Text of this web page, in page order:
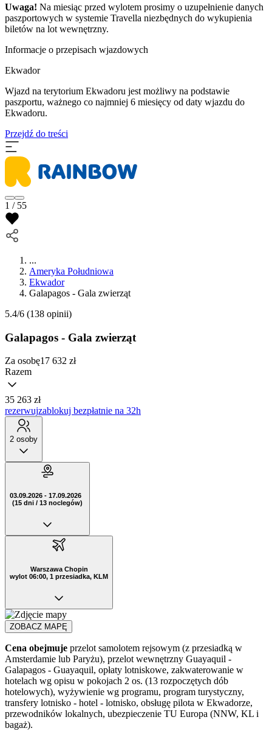
Uwaga! Na miesiąc przed wylotem prosimy o uzupełnienie danych
paszportowych w systemie Travella niezbędnych do wykupienia
biletów na lot wewnętrzny.
Informacje o przepisach wjazdowych
Ekwador
Wjazd na terytorium Ekwadoru jest możliwy na podstawie
paszportu, ważnego co najmniej 6 miesięcy od daty wjazdu do
Ekwadoru.
Przejdź do treści
1 / 55
...
Ameryka Południowa
Ekwador
Galapagos - Gala zwierząt
5.4/6 (138 opinii)
Galapagos - Gala zwierząt
Za osobę17 632 zł
Razem
35 263 zł
rezerwujzablokuj bezpłatnie na 32h
2 osoby
03.09.2026 - 17.09.2026
(15 dni / 13 noclegów)
Warszawa Chopin
wylot 06:00, 1 przesiadka, KLM
ZOBACZ MAPĘ
Cena obejmuje przelot samolotem rejsowym (z przesiadką w
Amsterdamie lub Paryżu), przelot wewnętrzny Guayaquil -
Galapagos - Guayaquil, opłaty lotniskowe, zakwaterowanie w
hotelach wg opisu w pokojach 2 os. (13 rozpoczętych dób
hotelowych), wyżywienie wg programu, program turystyczny,
transfery lotnisko - hotel - lotnisko, obsługę pilota w Ekwadorze,
przewodników lokalnych, ubezpieczenie TU Europa (NNW, KL i
bagaż).